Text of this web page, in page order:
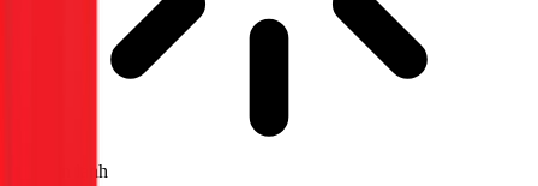
Điện lạnh